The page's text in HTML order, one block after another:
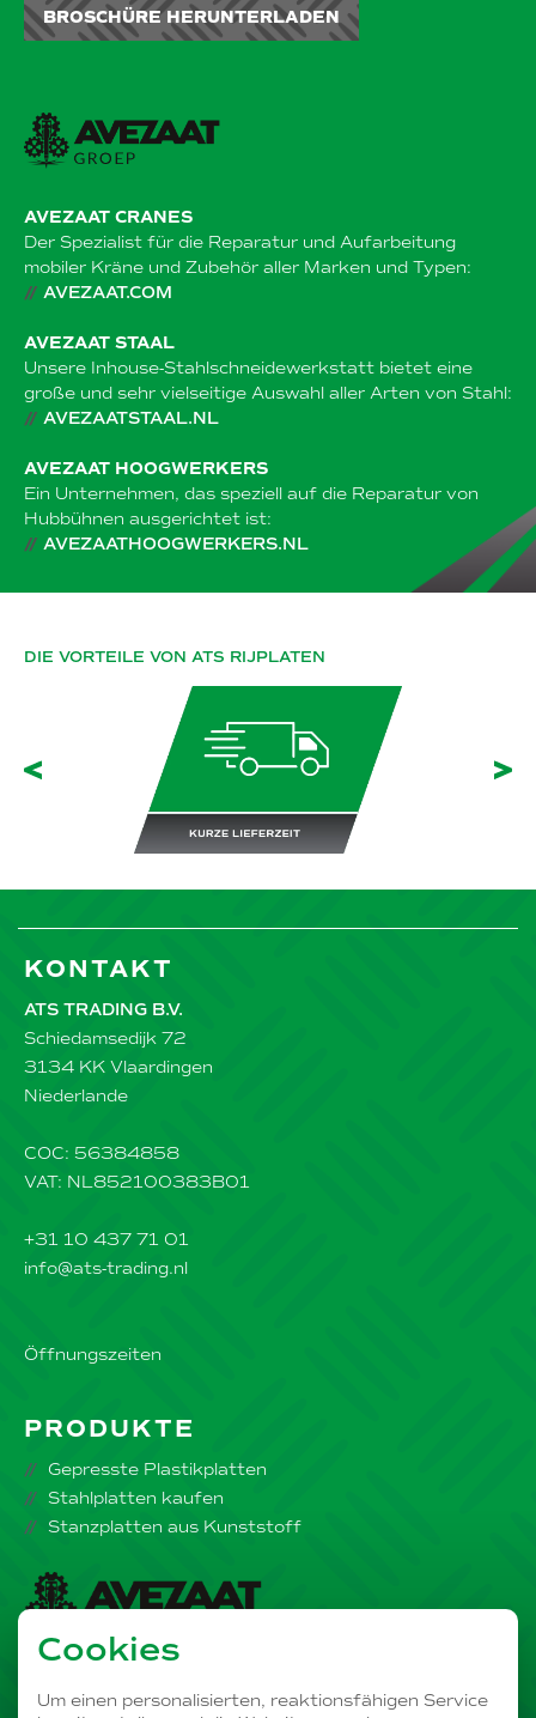
Cookies
Um einen personalisierten, reaktionsfähigen Service
BROSCHÜRE HERUNTERLADEN
AVEZAAT CRANES
Der Spezialist für die Reparatur und Aufarbeitung
mobiler Kräne und Zubehör aller Marken und Typen:
// AVEZAAT.COM
AVEZAAT STAAL
Unsere Inhouse-Stahlschneidewerkstatt bietet eine
große und sehr vielseitige Auswahl aller Arten von Stahl:
// AVEZAATSTAAL.NL
AVEZAAT HOOGWERKERS
Ein Unternehmen, das speziell auf die Reparatur von
Hubbühnen ausgerichtet ist:
// AVEZAATHOOGWERKERS.NL
DIE VORTEILE VON ATS RIJPLATEN
Slide terug
KONTAKT
ATS TRADING B.V.
Schiedamsedijk 72
3134 KK Vlaardingen
Niederlande
COC: 56384858
VAT: NL852100383B01
+31 10 437 71 01
info@ats-trading.nl
Öffnungszeiten
PRODUKTE
Gepresste Plastikplatten
Stahlplatten kaufen
Stanzplatten aus Kunststoff
AVEZAAT Unternehmensgruppe